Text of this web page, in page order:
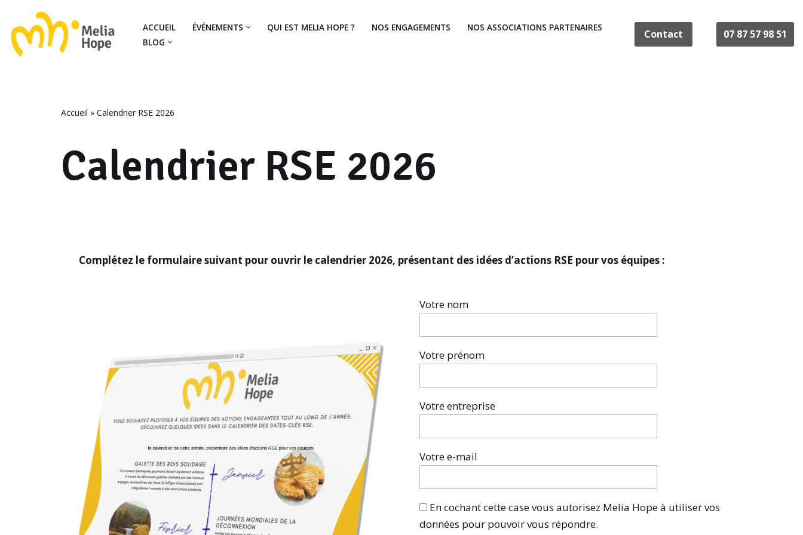
Aller
au
ACCUEIL ÉVÉNEMENTS QUI EST MELIA HOPE ? NOS ENGAGEMENTS
NOS ASSOCIATIONS PARTENAIRES
BLOG
Contact 07 87 57 98 51
Accueil » Calendrier RSE 2026
Calendrier RSE 2026
Complétez le formulaire suivant pour ouvrir le calendrier 2026, présentant des idées d’actions RSE pour vos équipes :
Votre nom
Votre prénom
Votre entreprise
Votre e-mail
En cochant cette case vous autorisez Melia Hope à utiliser vos
données pour pouvoir vous répondre.